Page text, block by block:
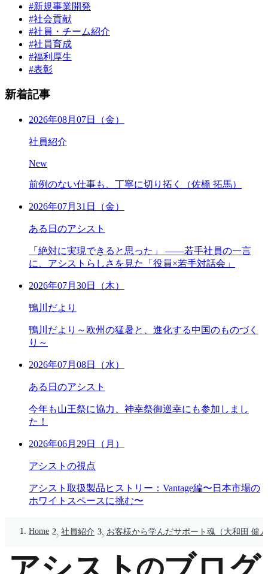
#新規事業開発
#社会貢献
#社員・チーム紹介
#社員育成
#福利厚生
#表彰
新着記事
2026年08月07日（金）
社員紹介
New
前例のない仕事も、丁寧に切り拓く（佐橋 拓馬）
2026年07月31日（金）
ある日のアシスト
「絶対に実現できると思った」 ――若手社員の一言
に、アシストらしさを見た「役員×若手対話会」
2026年07月30日（木）
鴨川だより
鴨川だより～欧州の猛暑と、進化する中国のものづく
り～
2026年07月08日（水）
ある日のアシスト
今年も山王祭に協力、神幸祭御巡幸にも参加しまし
た！
2026年06月29日（月）
アシストの視点
アシスト取扱製品ヒストリー：Vantage編〜日本市場の
ホワイトスペースに挑む〜
Home 社員紹介 お客様から学んだサポート魂（大和田 健